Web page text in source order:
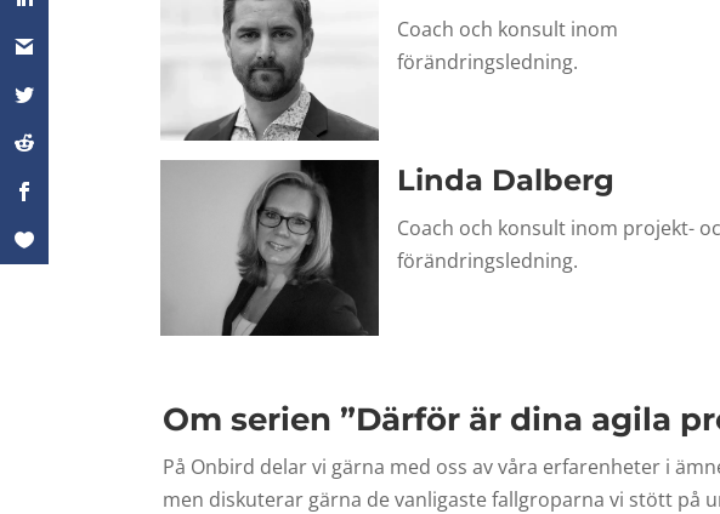
Coach och konsult inom
förändringsledning.
Linda Dalberg
Coach och konsult inom projekt-
förändringsledning.
Om serien ”Därför är dina agila
På Onbird delar vi gärna med oss av våra erfarenheter i
men diskuterar gärna de vanligaste fallgroparna vi stött på